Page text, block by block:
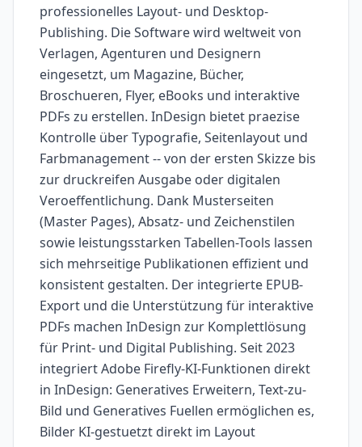
professionelles Layout- und Desktop-
Publishing. Die Software wird weltweit von
Verlagen, Agenturen und Designern
eingesetzt, um Magazine, Bücher,
Broschueren, Flyer, eBooks und interaktive
PDFs zu erstellen. InDesign bietet praezise
Kontrolle über Typografie, Seitenlayout und
Farbmanagement -- von der ersten Skizze bis
zur druckreifen Ausgabe oder digitalen
Veroeffentlichung. Dank Musterseiten
(Master Pages), Absatz- und Zeichenstilen
sowie leistungsstarken Tabellen-Tools lassen
sich mehrseitige Publikationen effizient und
konsistent gestalten. Der integrierte EPUB-
Export und die Unterstützung für interaktive
PDFs machen InDesign zur Komplettlösung
für Print- und Digital Publishing. Seit 2023
integriert Adobe Firefly-KI-Funktionen direkt
in InDesign: Generatives Erweitern, Text-zu-
Bild und Generatives Fuellen ermöglichen es,
Bilder KI-gestuetzt direkt im Layout